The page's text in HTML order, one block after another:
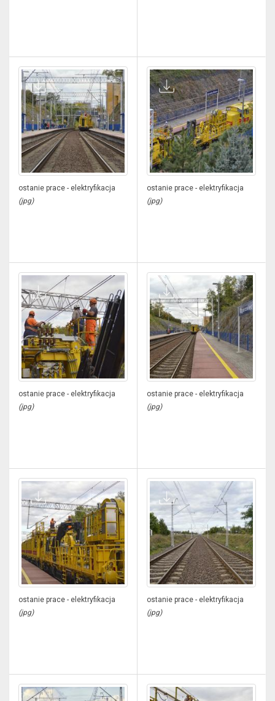
ostanie prace - elektryfikacja
(jpg)
ostanie prace - elektryfikacja
(jpg)
ostanie prace - elektryfikacja
(jpg)
ostanie prace - elektryfikacja
(jpg)
ostanie prace - elektryfikacja
(jpg)
ostanie prace - elektryfikacja
(jpg)